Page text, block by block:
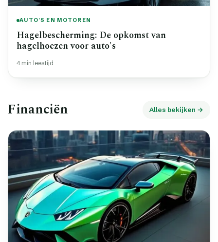
AUTO'S EN MOTOREN
Hagelbescherming: De opkomst van
hagelhoezen voor auto's
4 min leestijd
Financiën Alles bekijken →